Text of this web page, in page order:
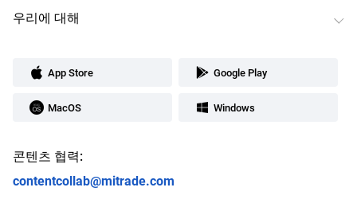
우리에 대해
App Store Google Play
MacOS Windows
콘텐츠 협력:
contentcollab@mitrade.com